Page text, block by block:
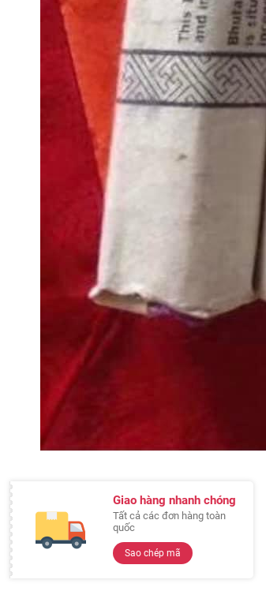
Giao hàng nhanh chóng
Tất cả các đơn hàng toàn
quốc
Sao chép mã